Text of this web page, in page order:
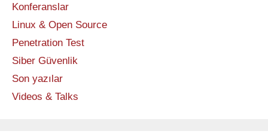
Konferanslar
Linux & Open Source
Penetration Test
Siber Güvenlik
Son yazılar
Videos & Talks